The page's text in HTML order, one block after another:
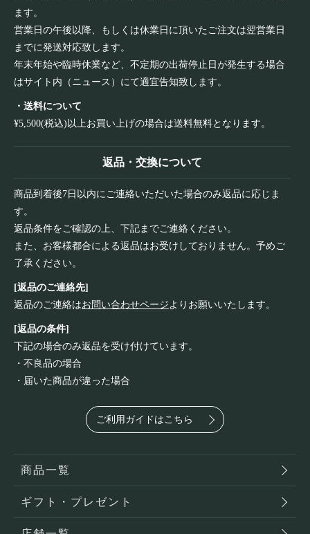
ます。
営業日の午後以降、もしくは休業日に頂いたご注文は翌営業日
までに発送対応致します。
年末年始や臨時休業など、不定期の出荷停止日が発生する場合
はサイト内（ニュース）にて適宜告知致します。
・送料について
¥5,500(税込)以上お買い上げの場合は送料無料となります。
返品・交換について
商品到着後7日以内にご連絡いただいた場合のみ返品に応じま
す。
返品条件をご確認の上、下記までご連絡ください。
また、お客様都合による返品はお受けしておりません。予めご
了承ください。
[返品のご連絡先]
返品のご連絡はお問い合わせページよりお願いいたします。
[返品の条件]
下記の場合のみ返品を受け付けています。
・不良品の場合
・届いた商品が違った場合
ご利用ガイドはこちら
商品一覧
ギフト・プレゼント